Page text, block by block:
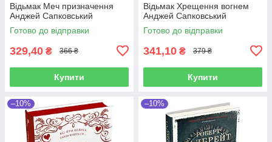
Відьмак Меч призначення
Анджей Сапковський
Готово до відправки
329,40 ₴ 366 ₴
Купити
Відьмак Хрещення вогнем
Анджей Сапковський
Готово до відправки
341,10 ₴ 379 ₴
Купити
–10% –10%